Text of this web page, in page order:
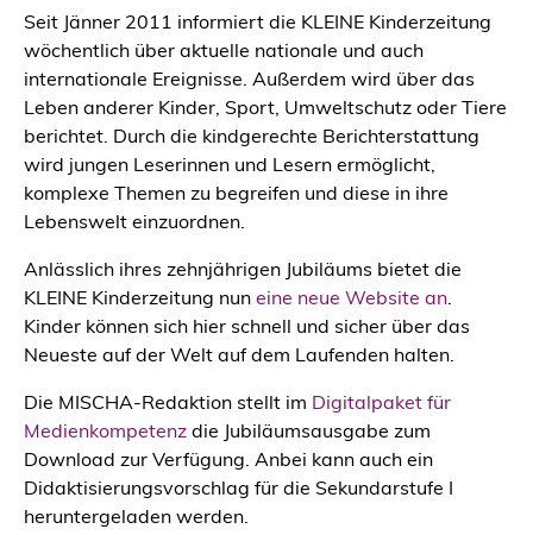
Seit Jänner 2011 informiert die KLEINE Kinderzeitung
wöchentlich über aktuelle nationale und auch
internationale Ereignisse. Außerdem wird über das
Leben anderer Kinder, Sport, Umweltschutz oder Tiere
berichtet. Durch die kindgerechte Berichterstattung
wird jungen Leserinnen und Lesern ermöglicht,
komplexe Themen zu begreifen und diese in ihre
Lebenswelt einzuordnen.
Anlässlich ihres zehnjährigen Jubiläums bietet die
KLEINE Kinderzeitung nun eine neue Website an.
Kinder können sich hier schnell und sicher über das
Neueste auf der Welt auf dem Laufenden halten.
Die MISCHA-Redaktion stellt im Digitalpaket für
Medienkompetenz die Jubiläumsausgabe zum
Download zur Verfügung. Anbei kann auch ein
Didaktisierungsvorschlag für die Sekundarstufe I
heruntergeladen werden.